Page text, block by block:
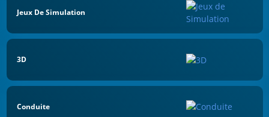
Jeux De Simulation
3D
Conduite